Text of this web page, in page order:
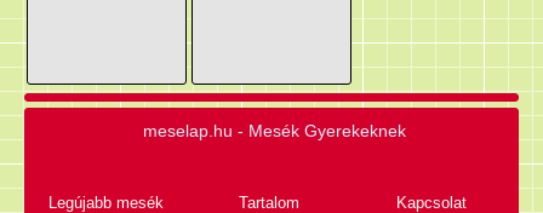
meselap.hu - Mesék Gyerekeknek
Legújabb mesék Tartalom Kapcsolat